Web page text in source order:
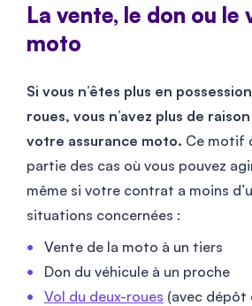
La vente, le don ou le
moto
Si vous n’êtes plus en
roues, vous n’avez plus de
votre assurance moto. Ce motif
partie des cas où vous pouvez
même si votre contrat a moins
situations concernées :
Vente de la moto à un tiers
Don du véhicule à un proche
Vol du deux-roues (avec dépôt